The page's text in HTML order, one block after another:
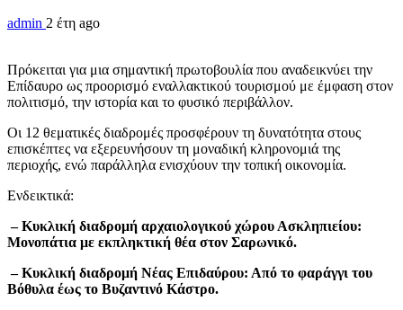
admin 2 έτη ago
Πρόκειται για μια σημαντική πρωτοβουλία που αναδεικνύει την
Επίδαυρο ως προορισμό εναλλακτικού τουρισμού με έμφαση στον
πολιτισμό, την ιστορία και το φυσικό περιβάλλον.
Οι 12 θεματικές διαδρομές προσφέρουν τη δυνατότητα στους
επισκέπτες να εξερευνήσουν τη μοναδική κληρονομιά της
περιοχής, ενώ παράλληλα ενισχύουν την τοπική οικονομία.
Ενδεικτικά:
– Κυκλική διαδρομή αρχαιολογικού χώρου Ασκληπιείου:
Μονοπάτια με εκπληκτική θέα στον Σαρωνικό.
– Κυκλική διαδρομή Νέας Επιδαύρου: Από το φαράγγι του
Βόθυλα έως το Βυζαντινό Κάστρο.